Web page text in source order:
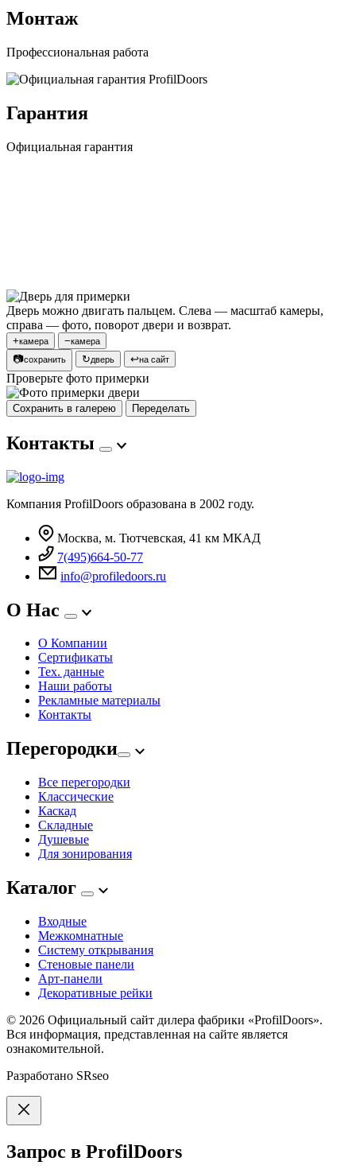
Монтаж
Профессиональная работа
Гарантия
Официальная гарантия
Дверь можно двигать пальцем. Слева — масштаб камеры,
справа — фото, поворот двери и возврат.
+камера −камера
📷сохранить ↻дверь ↩на сайт
Проверьте фото примерки
Сохранить в галерею Переделать
Контакты
Компания ProfilDoors образована в 2002 году.
Москва, м. Тютчевская, 41 км МКАД
7(495)664-50-77
info@profiledoors.ru
О Нас
О Компании
Сертификаты
Тех. данные
Наши работы
Рекламные материалы
Контакты
Перегородки
Все перегородки
Классические
Каскад
Складные
Душевые
Для зонирования
Каталог
Входные
Межкомнатные
Систему открывания
Стеновые панели
Арт-панели
Декоративные рейки
© 2026 Официальный сайт дилера фабрики «ProfilDoors».
Вся информация, представленная на сайте является
ознакомительной.
Разработано SRseo
Запрос в ProfilDoors